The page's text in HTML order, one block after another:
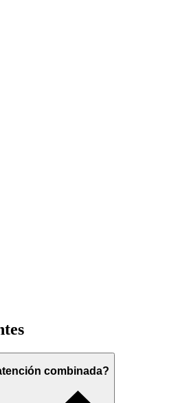
combinada?